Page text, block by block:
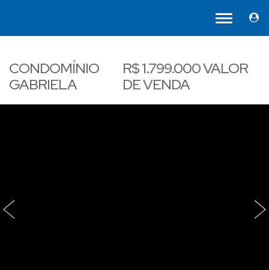
CONDOMÍNIO
GABRIELA
R$1.799.000VALOR
DE VENDA
‹ ›